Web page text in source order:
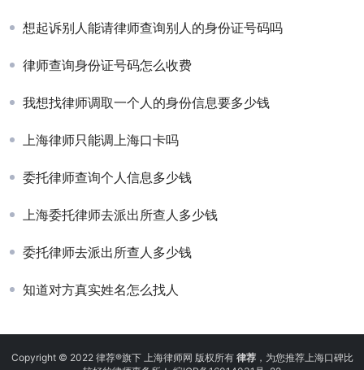
想起诉别人能请律师查询别人的身份证号码吗
律师查询身份证号码怎么收费
我想找律师调取一个人的身份信息要多少钱
上海律师只能调上海口卡吗
委托律师查询个人信息多少钱
上海委托律师去派出所查人多少钱
委托律师去派出所查人多少钱
知道对方真实姓名怎么找人
Copyright © 2022 律荐®旗下 上海律师网 版权所有 律荐，为您推荐上海口碑比